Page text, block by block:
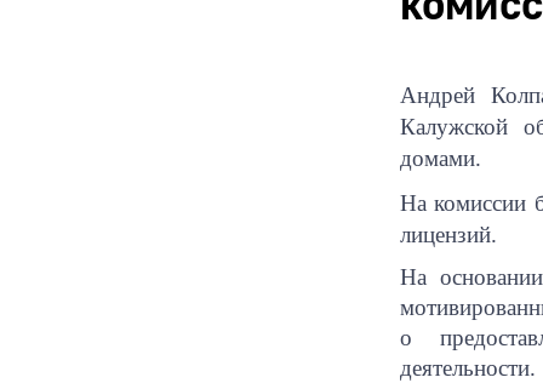
Андрей
Калужской
домами.
На комиссии
лицензий.
На
о
деятельности.